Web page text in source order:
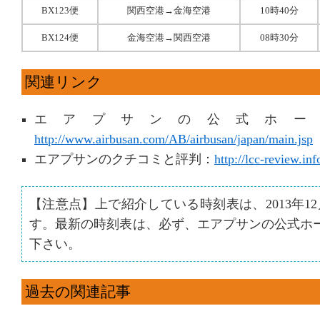
BX123便 関西空港→金海空港 10時40分
BX124便 金海空港→関西空港 08時30分
関連リンク
エアプサンの公式ホー
http://www.airbusan.com/AB/airbusan/japan/main.jsp
エアプサンのクチコミと評判： http://lcc-
【注意点】上で紹介している時刻表は、2013年
す。最新の時刻表は、必ず、エアプサンの公式ホ
下さい。
過去の関連記事